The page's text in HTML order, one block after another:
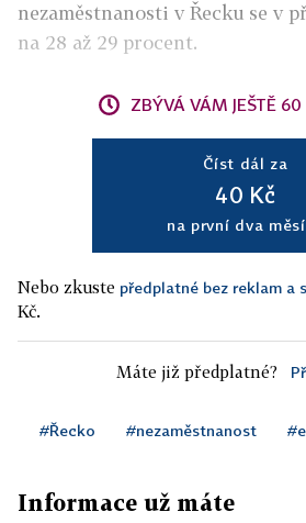
nezaměstnanosti v Řecku se v
na 28 až 29 procent.
ZBÝVÁ VÁM JEŠTĚ
Číst dál za
40 Kč
na první dva
Nebo zkuste předplatné bez reklam a
Kč.
Máte již předplatné?
#Řecko #nezaměstnanost
Informace už máte